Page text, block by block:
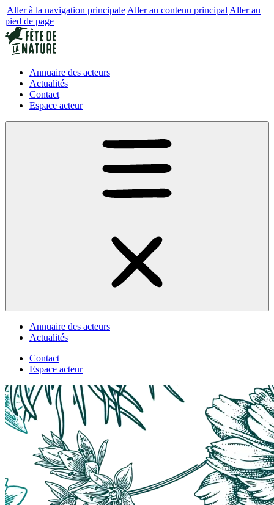
Aller à la navigation principale Aller au contenu principal Aller au
pied de page
Annuaire des acteurs
Actualités
Contact
Espace acteur
Annuaire des acteurs
Actualités
Contact
Espace acteur